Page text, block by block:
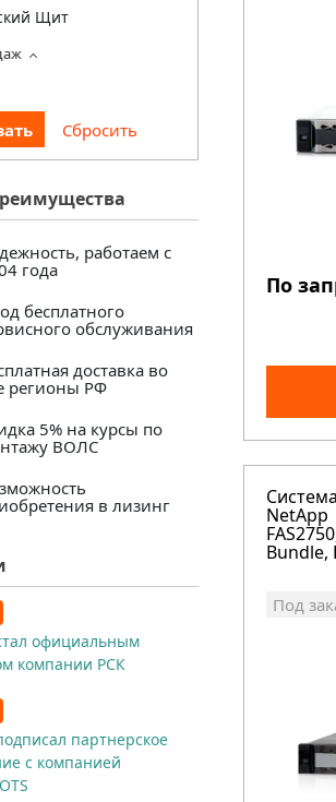
Щит
работаем с
года
бесплатного
обслуживания
доставка во
регионы РФ
5% на курсы по
ВОЛС
в лизинг
официальным
компании РСК
партнерское
с компанией
По
NetApp
Bundle,
Под